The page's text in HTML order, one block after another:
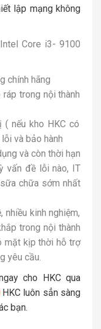
lập mạng không
Core i3- 9100
chính hãng
trong nội thành
nếu kho HKC có
và bảo hành
và còn thời hạn
vấn đề lỗi nào, IT
chữa sớm nhất
kinh nghiệm,
trong nội thành
mặt kịp thời hỗ trợ
yêu cầu.
cho HKC qua
HKC luôn sẳn sàng
bạn.